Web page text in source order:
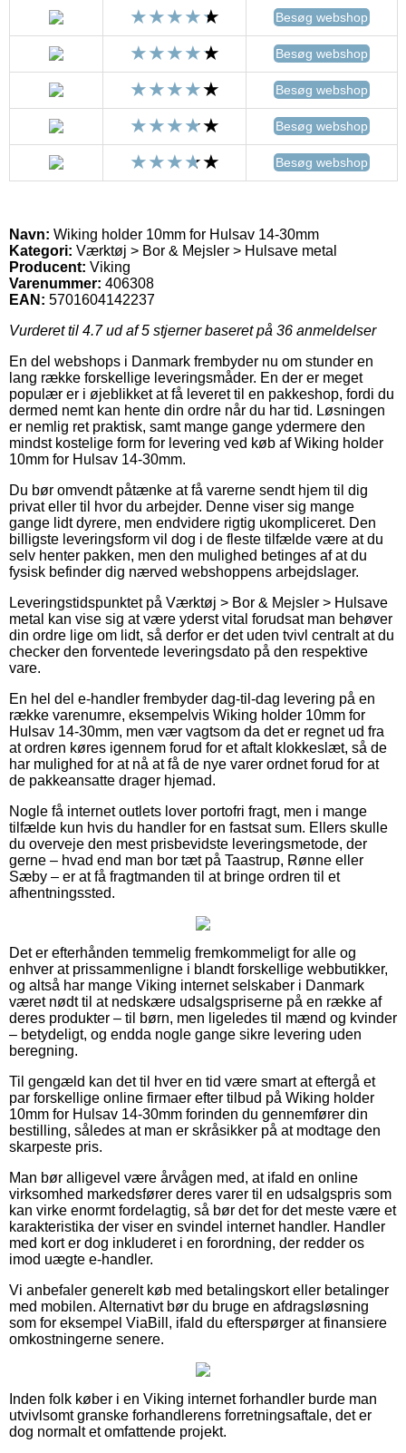
Besøg webshop
Besøg webshop
Besøg webshop
Besøg webshop
Besøg webshop
Navn: Wiking holder 10mm for Hulsav 14-30mm
Kategori: Værktøj > Bor & Mejsler > Hulsave metal
Producent: Viking
Varenummer: 406308
EAN: 5701604142237
Vurderet til 4.7ud af 5 stjerner baseret på 36 anmeldelser
En del webshops i Danmark frembyder nu om stunder en
lang række forskellige leveringsmåder. En der er meget
populær er i øjeblikket at få leveret til en pakkeshop, fordi du
dermed nemt kan hente din ordre når du har tid. Løsningen
er nemlig ret praktisk, samt mange gange ydermere den
mindst kostelige form for levering ved køb af Wiking holder
10mm for Hulsav 14-30mm.
Du bør omvendt påtænke at få varerne sendt hjem til dig
privat eller til hvor du arbejder. Denne viser sig mange
gange lidt dyrere, men endvidere rigtig ukompliceret. Den
billigste leveringsform vil dog i de fleste tilfælde være at du
selv henter pakken, men den mulighed betinges af at du
fysisk befinder dig nærved webshoppens arbejdslager.
Leveringstidspunktet på Værktøj > Bor & Mejsler > Hulsave
metal kan vise sig at være yderst vital forudsat man behøver
din ordre lige om lidt, så derfor er det uden tvivl centralt at du
checker den forventede leveringsdato på den respektive
vare.
En hel del e-handler frembyder dag-til-dag levering på en
række varenumre, eksempelvis Wiking holder 10mm for
Hulsav 14-30mm, men vær vagtsom da det er regnet ud fra
at ordren køres igennem forud for et aftalt klokkeslæt, så de
har mulighed for at nå at få de nye varer ordnet forud for at
de pakkeansatte drager hjemad.
Nogle få internet outlets lover portofri fragt, men i mange
tilfælde kun hvis du handler for en fastsat sum. Ellers skulle
du overveje den mest prisbevidste leveringsmetode, der
gerne – hvad end man bor tæt på Taastrup, Rønne eller
Sæby – er at få fragtmanden til at bringe ordren til et
afhentningssted.
Det er efterhånden temmelig fremkommeligt for alle og
enhver at prissammenligne i blandt forskellige webbutikker,
og altså har mange Viking internet selskaber i Danmark
været nødt til at nedskære udsalgspriserne på en række af
deres produkter – til børn, men ligeledes til mænd og kvinder
– betydeligt, og endda nogle gange sikre levering uden
beregning.
Til gengæld kan det til hver en tid være smart at eftergå et
par forskellige online firmaer efter tilbud på Wiking holder
10mm for Hulsav 14-30mm forinden du gennemfører din
bestilling, således at man er skråsikker på at modtage den
skarpeste pris.
Man bør alligevel være årvågen med, at ifald en online
virksomhed markedsfører deres varer til en udsalgspris som
kan virke enormt fordelagtig, så bør det for det meste være et
karakteristika der viser en svindel internet handler. Handler
med kort er dog inkluderet i en forordning, der redder os
imod uægte e-handler.
Vi anbefaler generelt køb med betalingskort eller betalinger
med mobilen. Alternativt bør du bruge en afdragsløsning
som for eksempel ViaBill, ifald du efterspørger at finansiere
omkostningerne senere.
Inden folk køber i en Viking internet forhandler burde man
utvivlsomt granske forhandlerens forretningsaftale, det er
dog normalt et omfattende projekt.